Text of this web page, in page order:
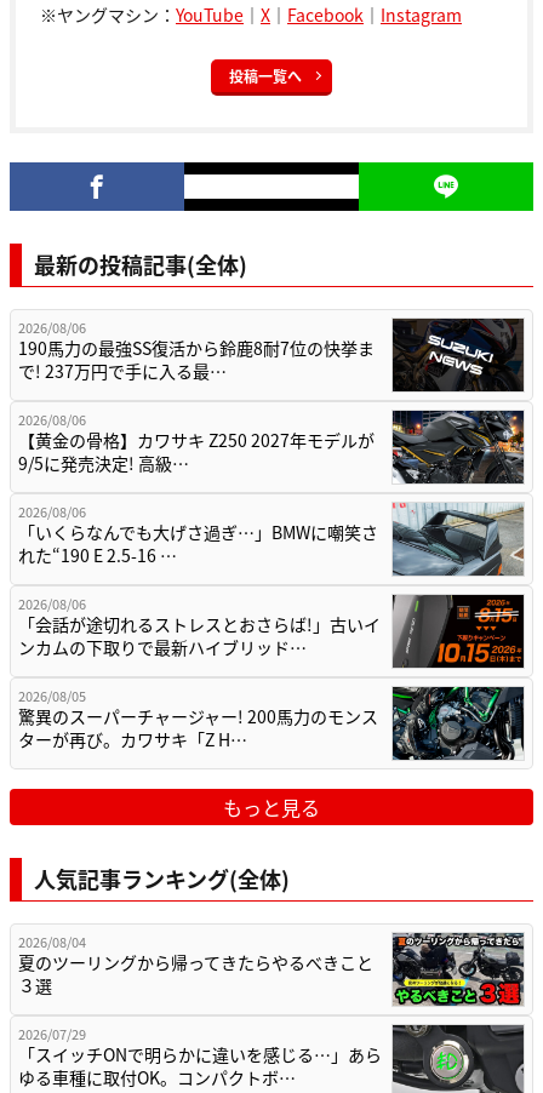
※ヤングマシン： YouTube ｜ X ｜ Facebook ｜ Instagram
投稿一覧へ
最新の投稿記事(全体)
2026/08/06
190馬力の最強SS復活から鈴鹿8耐7位の快挙ま
で! 237万円で手に入る最…
2026/08/06
【黄金の骨格】カワサキ Z250 2027年モデルが
9/5に発売決定! 高級…
2026/08/06
「いくらなんでも大げさ過ぎ…」BMWに嘲笑さ
れた“190 E 2.5-16 …
2026/08/06
「会話が途切れるストレスとおさらば!」古いイ
ンカムの下取りで最新ハイブリッド…
2026/08/05
驚異のスーパーチャージャー! 200馬力のモンス
ターが再び。カワサキ「Z H…
もっと見る
人気記事ランキング(全体)
2026/08/04
夏のツーリングから帰ってきたらやるべきこと
３選
2026/07/29
「スイッチONで明らかに違いを感じる…」あら
ゆる車種に取付OK。コンパクトボ…